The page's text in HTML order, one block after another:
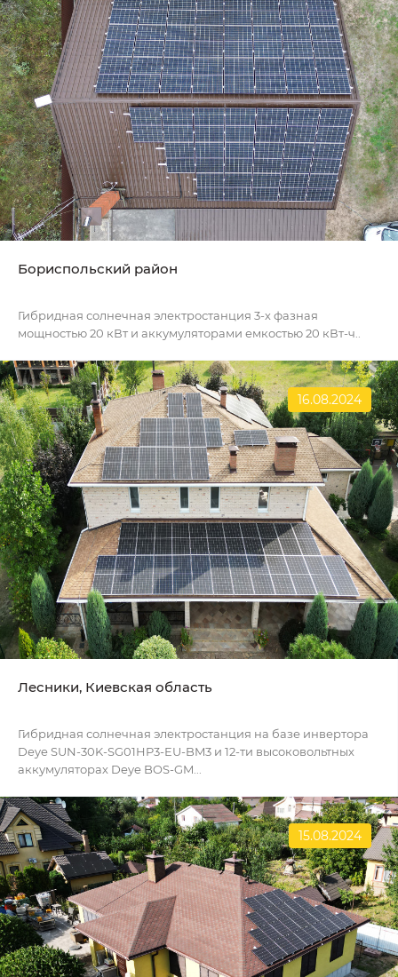
Бориспольский район
Гибридная солнечная электростанция 3-х фазная
мощностью 20 кВт и аккумуляторами емкостью 20 кВт-ч..
16.08.2024
Лесники, Киевская область
Гибридная солнечная электростанция на базе инвертора
Deye SUN-30K-SG01HP3-EU-BM3 и 12-ти высоковольтных
аккумуляторах Deye BOS-GM...
15.08.2024